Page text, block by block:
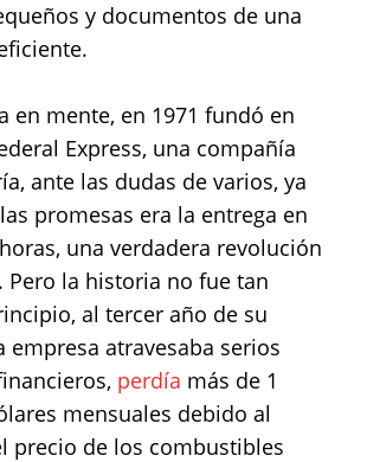
y documentos de una
en mente, en 1971 fundó en
Express, una compañía
ante las dudas de varios, ya
promesas era la entrega en
una verdadera revolución
Pero la historia no fue tan
al tercer año de su
empresa atravesaba serios
perdía más de 1
mensuales debido al
precio de los combustibles